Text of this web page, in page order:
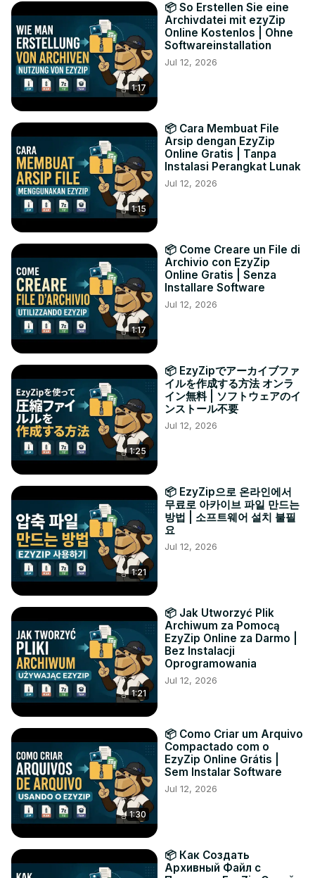
1:17
📦 So Erstellen Sie eine
Archivdatei mit ezyZip
Online Kostenlos | Ohne
Softwareinstallation
Jul 12, 2026
1:15
📦 Cara Membuat File
Arsip dengan EzyZip
Online Gratis | Tanpa
Instalasi Perangkat Lunak
Jul 12, 2026
1:17
📦 Come Creare un File di
Archivio con EzyZip
Online Gratis | Senza
Installare Software
Jul 12, 2026
1:25
📦 EzyZipでアーカイブファ
イルを作成する方法 オンラ
イン無料 | ソフトウェアのイ
ンストール不要
Jul 12, 2026
1:21
📦 EzyZip으로 온라인에서
무료로 아카이브 파일 만드는
방법 | 소프트웨어 설치 불필
요
Jul 12, 2026
1:21
📦 Jak Utworzyć Plik
Archiwum za Pomocą
EzyZip Online za Darmo |
Bez Instalacji
Oprogramowania
Jul 12, 2026
1:30
📦 Como Criar um Arquivo
Compactado com o
EzyZip Online Grátis |
Sem Instalar Software
Jul 12, 2026
📦 Как Создать
Архивный Файл с